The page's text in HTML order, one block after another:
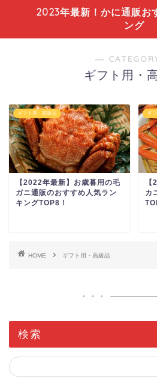
2023年最新！かに通販お
ング
―
ギフト用・
ギフト用・高級品
【2022年最新】お歳暮用の毛
ガニ通販のおすすめ人気ラン
キングTOP8！
ギ
カ
HOME ギフト用・高級品
検索